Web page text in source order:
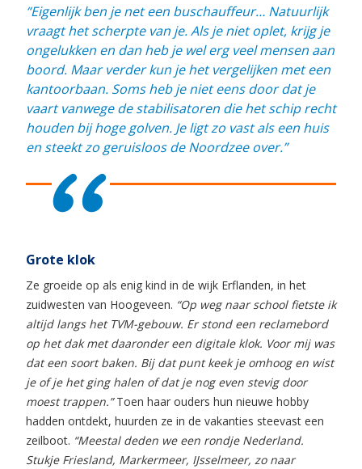
“Eigenlijk ben je net een buschauffeur… Natuurlijk
vraagt het scherpte van je. Als je niet oplet, krijg je
ongelukken en dan heb je wel erg veel mensen aan
boord. Maar verder kun je het vergelijken met een
kantoorbaan. Soms heb je niet eens door dat je
vaart vanwege de stabilisatoren die het schip recht
houden bij hoge golven. Je ligt zo vast als een huis
en steekt zo geruisloos de Noordzee over.”
Grote klok
Ze groeide op als enig kind in de wijk Erflanden, in het
zuidwesten van Hoogeveen. “Op weg naar school fietste ik
altijd langs het TVM-gebouw. Er stond een reclamebord
op het dak met daaronder een digitale klok. Voor mij was
dat een soort baken. Bij dat punt keek je omhoog en wist
je of je het ging halen of dat je nog even stevig door
moest trappen.”Toen haar ouders hun nieuwe hobby
hadden ontdekt, huurden ze in de vakanties steevast een
zeilboot. “Meestal deden we een rondje Nederland.
Stukje Friesland, Markermeer, IJsselmeer, zo naar